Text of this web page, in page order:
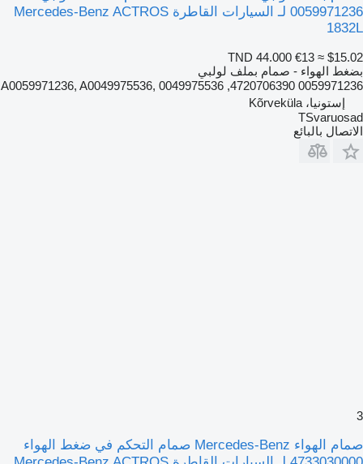
0059971236 لـ السيارات القاطرة Mercedes-Benz ACTROS
1832L
TND 44.000 €13 ≈ $15.02
بضغط الهواء - صمام بملف لولبي
0059971236 4720706390, A0059971236, A0049975536, 0049975536
إستونيا، Kõrveküla
TSvaruosad
الاتصال بالبائع
3
صمام الهواء Mercedes-Benz صمام التحكم في ضغط الهواء